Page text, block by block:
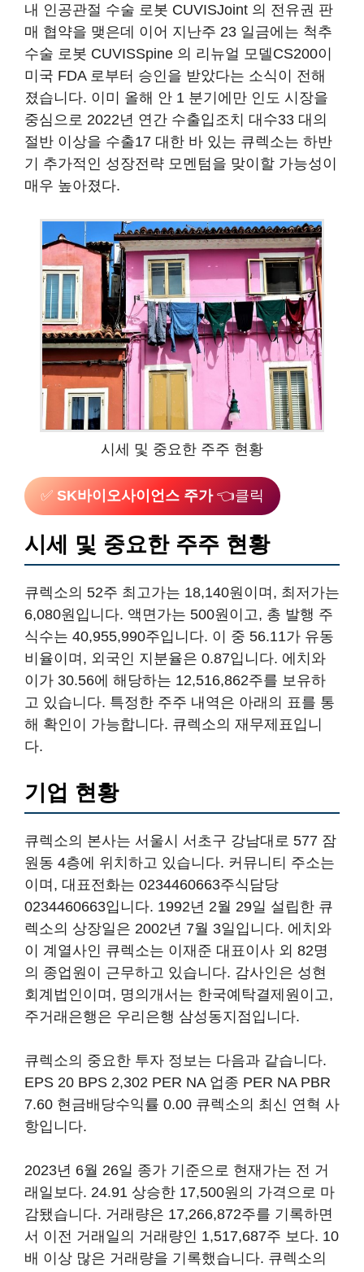
내 인공관절 수술 로봇 CUVISJoint 의 전유권 판
매 협약을 맺은데 이어 지난주 23 일금에는 척추
수술 로봇 CUVISSpine 의 리뉴얼 모델CS200이
미국 FDA 로부터 승인을 받았다는 소식이 전해
졌습니다. 이미 올해 안 1 분기에만 인도 시장을
중심으로 2022년 연간 수출입조치 대수33 대의
절반 이상을 수출17 대한 바 있는 큐렉소는 하반
기 추가적인 성장전략 모멘텀을 맞이할 가능성이
매우 높아졌다.
시세 및 중요한 주주 현황
✅ SK바이오사이언스 주가👈클릭
시세 및 중요한 주주 현황
큐렉소의 52주 최고가는 18,140원이며, 최저가는
6,080원입니다. 액면가는 500원이고, 총 발행 주
식수는 40,955,990주입니다. 이 중 56.11가 유동
비율이며, 외국인 지분율은 0.87입니다. 에치와
이가 30.56에 해당하는 12,516,862주를 보유하
고 있습니다. 특정한 주주 내역은 아래의 표를 통
해 확인이 가능합니다. 큐렉소의 재무제표입니
다.
기업 현황
큐렉소의 본사는 서울시 서초구 강남대로 577 잠
원동 4층에 위치하고 있습니다. 커뮤니티 주소는
이며, 대표전화는 0234460663주식담당
0234460663입니다. 1992년 2월 29일 설립한 큐
렉소의 상장일은 2002년 7월 3일입니다. 에치와
이 계열사인 큐렉소는 이재준 대표이사 외 82명
의 종업원이 근무하고 있습니다. 감사인은 성현
회계법인이며, 명의개서는 한국예탁결제원이고,
주거래은행은 우리은행 삼성동지점입니다.
큐렉소의 중요한 투자 정보는 다음과 같습니다.
EPS 20 BPS 2,302 PER NA 업종 PER NA PBR
7.60 현금배당수익률 0.00 큐렉소의 최신 연혁 사
항입니다.
2023년 6월 26일 종가 기준으로 현재가는 전 거
래일보다. 24.91 상승한 17,500원의 가격으로 마
감됐습니다. 거래량은 17,266,872주를 기록하면
서 이전 거래일의 거래량인 1,517,687주 보다. 10
배 이상 많은 거래량을 기록했습니다. 큐렉소의